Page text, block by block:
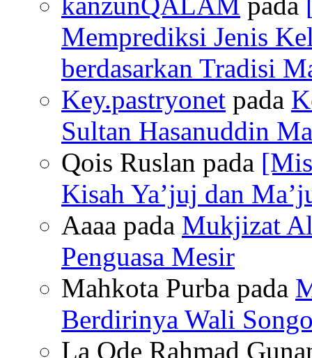
Memprediksi Jenis
berdasarkan Tradisi
Key.pastryonet pada
Sultan Hasanuddin
Qois Ruslan pada
Kisah Ya’juj dan
Aaaa pada Mukjizat
Penguasa Mesir
Mahkota Purba pada
Berdirinya Wali
La Ode Rahmad